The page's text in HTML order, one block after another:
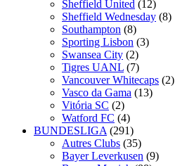
Sheffield United (12)
Sheffield Wednesday (8)
Southampton (8)
Sporting Lisbon (3)
Swansea City (2)
Tigres UANL (7)
Vancouver Whitecaps (2)
Vasco da Gama (13)
Vitória SC (2)
Watford FC (4)
BUNDESLIGA (291)
Autres Clubs (35)
Bayer Leverkusen (9)